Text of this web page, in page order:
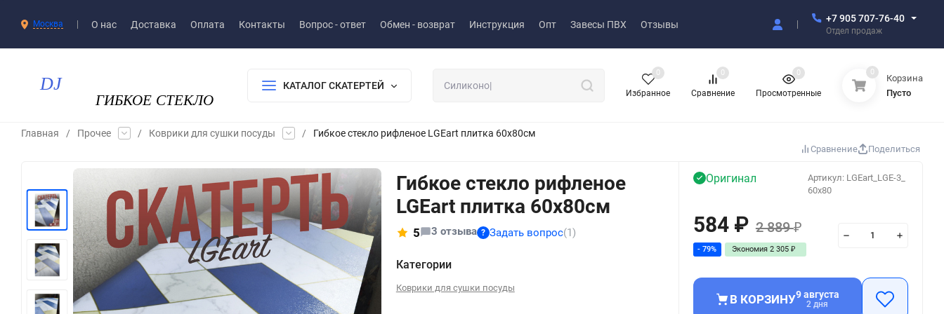
Москва О нас Доставка​ Оплата Контакты Вопрос - ответ Обмен - возврат Инструкция Опт Завесы ПВХ Отзывы
+7 905 707-76-40
Отдел продаж
КАТАЛОГ СКАТЕРТЕЙ
Избранное
0
Сравнение
0
Просмотренные
0 0
Корзина
Пусто
Главная / Прочее / Коврики для сушки посуды / Гибкое стекло рифленое LGEart плитка 60x80см
Сравнение Поделиться
Гибкое стекло рифленое
LGEart плитка 60x80см
5 3 отзыва ? Задать вопрос(1)
Категории
Коврики для сушки посуды
Артикул: LGEart_LGE-3_
60x80
Оригинал
584 ₽ 2 889₽
- 79% Экономия 2 305 ₽
В КОРЗИНУ9 августа
2 дня